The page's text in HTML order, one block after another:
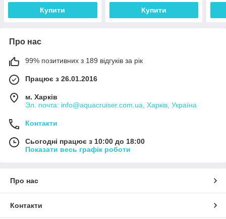
Купити Купити
Про нас
99% позитивних з 189 відгуків за рік
Працює з 26.01.2016
м. Харків
Эл. почта: info@aquacruiser.com.ua, Харків, Україна
Контакти
Сьогодні працює з 10:00 до 18:00
Показати весь графік роботи
Про нас
Контакти